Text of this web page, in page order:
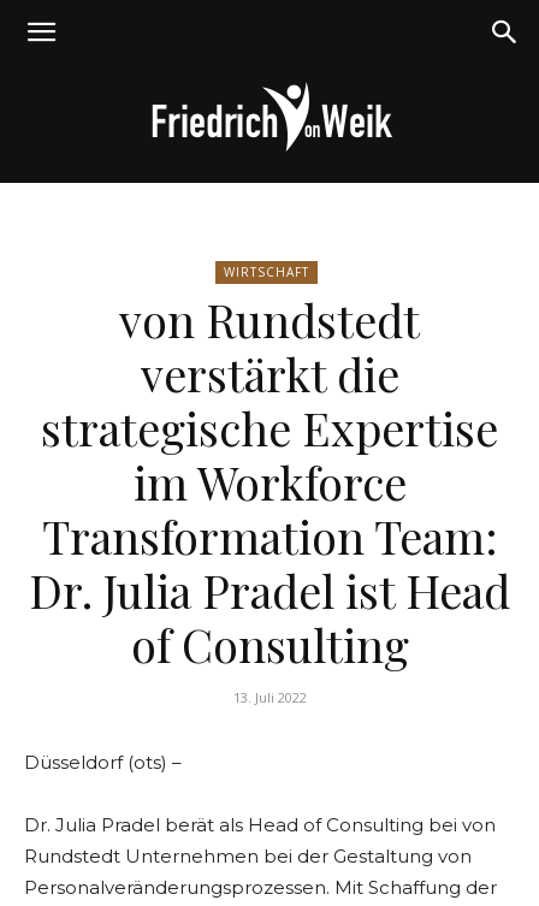
von
Weik
WIRTSCHAFT
von Rundstedt
verstärkt die
strategische Expertise
im Workforce
Transformation Team:
Dr. Julia Pradel ist Head
of Consulting
13. Juli 2022
Düsseldorf (ots) –
Dr. Julia Pradel berät als Head of Consulting bei von
Rundstedt Unternehmen bei der Gestaltung von
Personalveränderungsprozessen. Mit Schaffung der